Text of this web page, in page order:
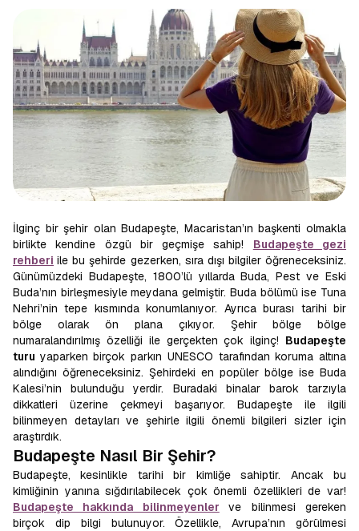
İlginç bir şehir olan Budapeşte, Macaristan’ın başkenti olmakla
birlikte kendine özgü bir geçmişe sahip! Budapeşte gezi
rehberi ile bu şehirde gezerken, sıra dışı bilgiler öğreneceksiniz.
Günümüzdeki Budapeşte, 1800’lü yıllarda Buda, Pest ve Eski
Buda’nın birleşmesiyle meydana gelmiştir. Buda bölümü ise Tuna
Nehri’nin tepe kısmında konumlanıyor. Ayrıca burası tarihi bir
bölge olarak ön plana çıkıyor. Şehir bölge bölge
numaralandırılmış özelliği ile gerçekten çok ilginç! Budapeşte
turu yaparken birçok parkın UNESCO tarafından koruma altına
alındığını öğreneceksiniz. Şehirdeki en popüler bölge ise Buda
Kalesi’nin bulunduğu yerdir. Buradaki binalar barok tarzıyla
dikkatleri üzerine çekmeyi başarıyor. Budapeşte ile ilgili
bilinmeyen detayları ve şehirle ilgili önemli bilgileri sizler için
araştırdık.
Budapeşte Nasıl Bir Şehir?
Budapeşte, kesinlikle tarihi bir kimliğe sahiptir. Ancak bu
kimliğinin yanına sığdırılabilecek çok önemli özellikleri de var!
Budapeşte hakkında bilinmeyenler
ve bilinmesi gereken
birçok dip bilgi bulunuyor. Özellikle, Avrupa’nın görülmesi